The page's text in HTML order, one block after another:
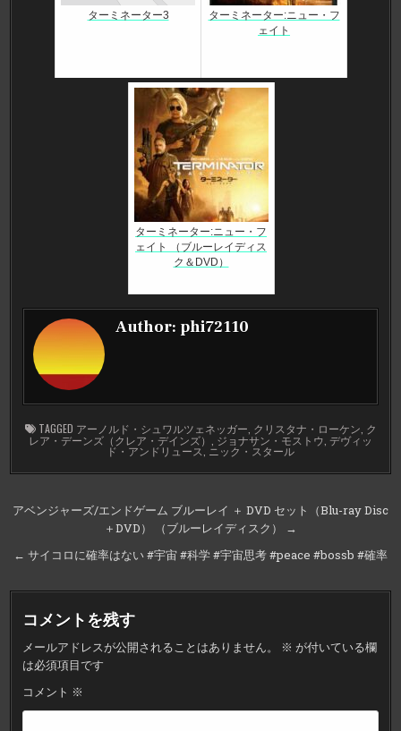
ターミネーター3
ターミネーター:ニュー・フ
ェイト
ターミネーター:ニュー・フ
ェイト （ブルーレイディス
ク＆DVD）
Author: phi72110
TAGGED アーノルド・シュワルツェネッガー クリスタナ・ローケン ク
レア・デーンズ（クレア・デインズ） ジョナサン・モストウ デヴィッ
ド・アンドリュース, ニック・スタール
投
ナ
ビ
ゲ
ー
シ
ョ
ン
アベンジャーズ/エンドゲーム ブルーレイ ＋ DVD セット（Blu-ray Disc
＋DVD） （ブルーレイディスク） →
← サイコロに確率はない #宇宙 #科学 #宇宙思考 #peace #bossb #確率
コメントを残す
メールアドレスが公開されることはありません。 ※ が付いている欄
は必須項目です
コメント ※